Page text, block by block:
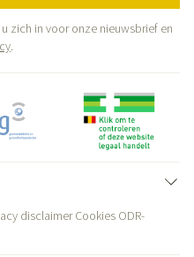
zich in voor onze nieuwsbrief en
.
disclaimer Cookies ODR-